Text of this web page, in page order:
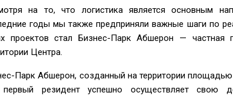
на то, что логистика является основным
годы мы также предприняли важные шаги по
проектов стал Бизнес-Парк Абшерон — частная
Центра.
Парк Абшерон, созданный на территории площадью
резидент успешно осуществляет свою